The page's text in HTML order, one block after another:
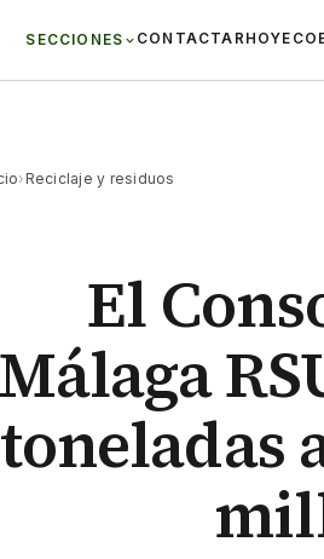
SECCIONES CONTACTAR HOYECO
› Reciclaje y residuos
El
Málaga
toneladas